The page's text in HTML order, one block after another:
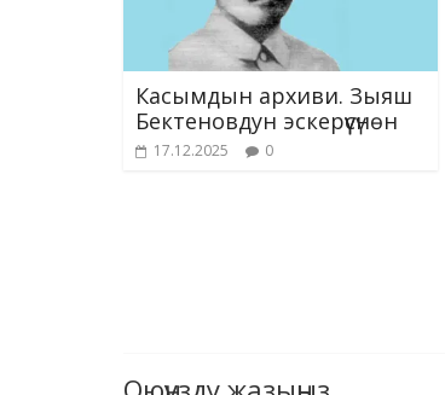
Касымдын архиви. Зыяш
Бектеновдун эскерүүсүнөн
17.12.2025 0